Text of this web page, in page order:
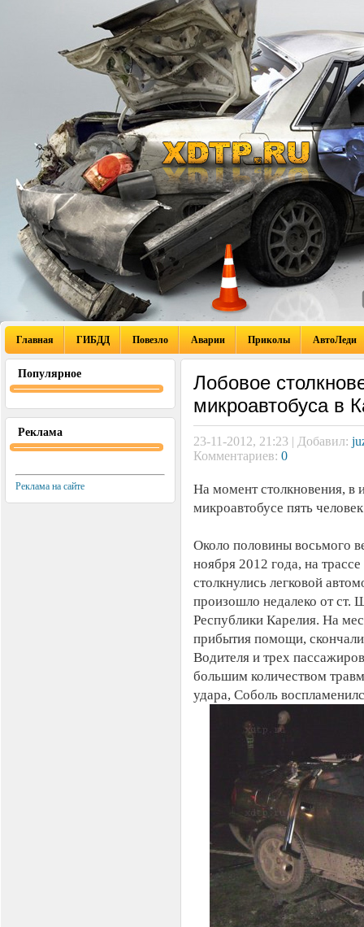
Главная ГИБДД Повезло Аварии Приколы АвтоЛеди
Популярное
Реклама
Реклама на сайте
Лобовое
микроавтобуса в
23-11-2012, 21:23 | Добавил:
Комментариев: 0
На момент столкновения, в
микроавтобусе пять
Около половины восьмого
ноября 2012 года, на
столкнулись легковой
произошло недалеко от ст.
Республики Карелия. На
прибытия помощи,
Водителя и трех
большим количеством
удара, Соболь